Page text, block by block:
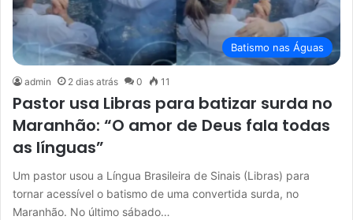
Batismo nas Águas
admin 2 dias atrás 0 11
Pastor usa Libras para batizar surda no
Maranhão: “O amor de Deus fala todas
as línguas”
Um pastor usou a Língua Brasileira de Sinais (Libras) para
tornar acessível o batismo de uma convertida surda, no
Maranhão. No último sábado…